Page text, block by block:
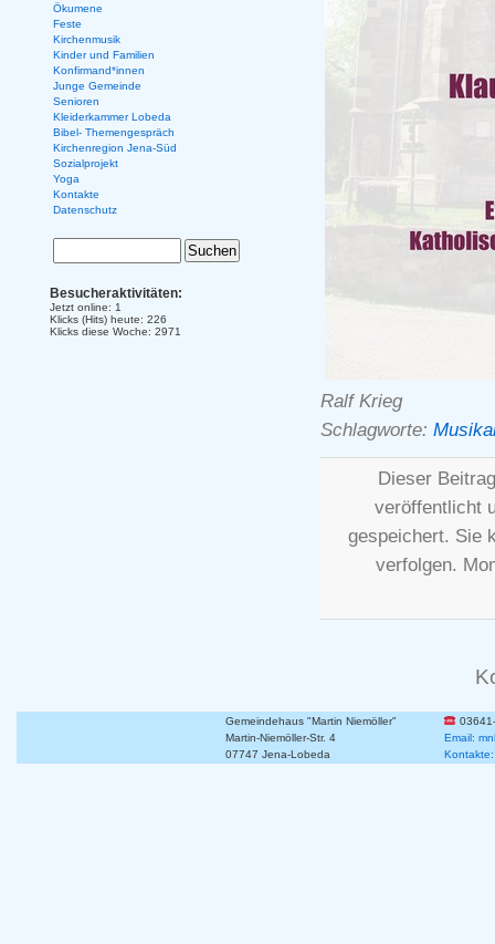
Ralf Krieg
Schlagworte:
Dieser
veröffentlicht
gespeichert. Sie
verfolgen.
Ökumene
Feste
Kirchenmusik
Kinder und Familien
Konfirmand*innen
Junge Gemeinde
Senioren
Kleiderkammer Lobeda
Bibel- Themengespräch
Kirchenregion Jena-Süd
Sozialprojekt
Yoga
Kontakte
Datenschutz
Besucheraktivitäten:
Jetzt online: 1
Klicks (Hits) heute: 226
Klicks diese Woche: 2971
Gemeindehaus "Martin Niemöller"
Martin-Niemöller-Str. 4
Email:
07747 Jena-Lobeda